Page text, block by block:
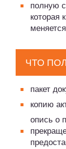
полную
которая
ЧТО
пакет
копию
опись о